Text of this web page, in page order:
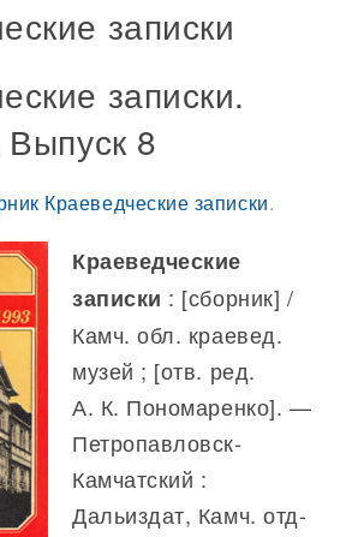
записки
записки.
Выпуск 8
Краеведческие записки.
Краеведческие
записки : [сборник] /
Камч. обл. краевед.
музей ; [отв. ред.
А. К. Пономаренко]. —
Петропавловск-
Камчатский :
Дальиздат, Камч. отд-